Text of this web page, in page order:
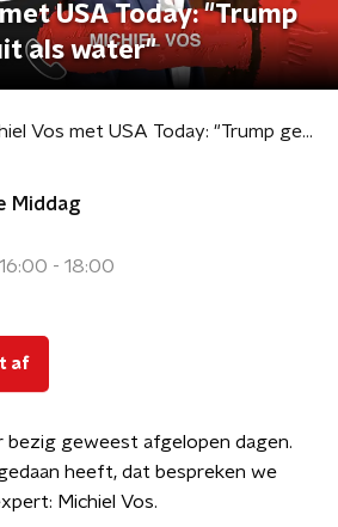
USA Today: "Trump
als water"
Michiel Vos met USA Today: "Trump geeft geld uit als water"
Middag
- 18:00
af
bezig geweest afgelopen dagen.
heeft, dat bespreken we
Michiel Vos.